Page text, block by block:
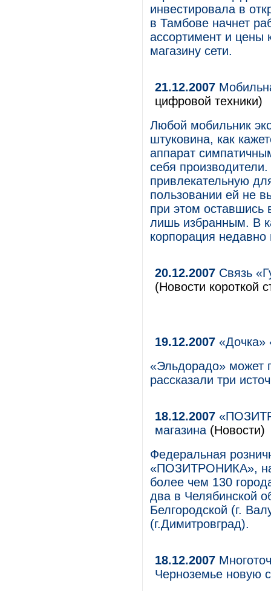
инвестировала в
в Тамбове начнет
ассортимент и цены
магазину сети.
21.12.2007
цифровой техники)
Любой мобильник
штуковина, как
аппарат
себя
привлекательную
пользовании ей не
при этом оставшись
лишь избранным. В
корпорация
20.12.2007 Связь
(Новости короткой
19.12.2007 «Дочка»
«Эльдорадо» может
рассказали три
18.12.2007
магазина (Новости)
Федеральная
«ПОЗИТРОНИКА»,
более чем 130
два в Челябинской
Белгородской (г.
(г.Димитровград).
18.12.2007
Черноземье новую